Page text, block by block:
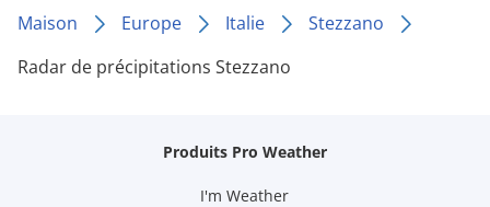
Maison Europe Italie
Stezzano
Radar de précipitations Stezzano
Produits Pro Weather
I'm Weather